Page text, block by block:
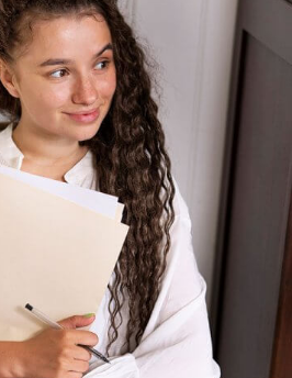
Coaching Hypnose